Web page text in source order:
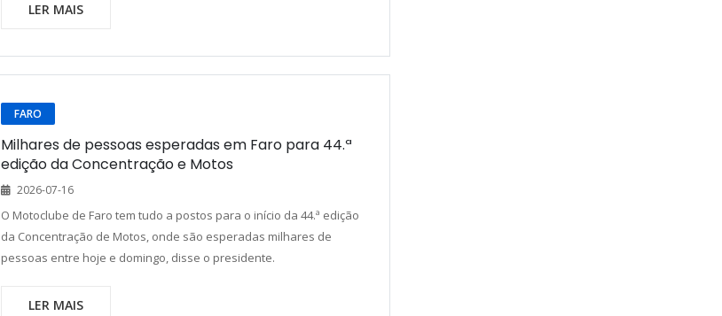
LER MAIS
FARO
Milhares de pessoas esperadas em Faro para 44.ª
edição da Concentração e Motos
2026-07-16
O Motoclube de Faro tem tudo a postos para o início da 44.ª edição
da Concentração de Motos, onde são esperadas milhares de
pessoas entre hoje e domingo, disse o presidente.
LER MAIS